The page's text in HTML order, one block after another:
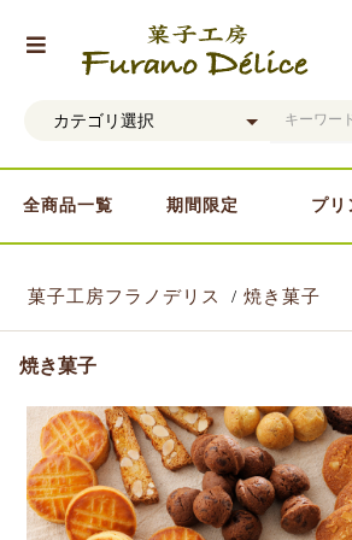
全商品一覧 期間限定 プリ
菓子工房フラノデリス 焼き菓子
焼き菓子